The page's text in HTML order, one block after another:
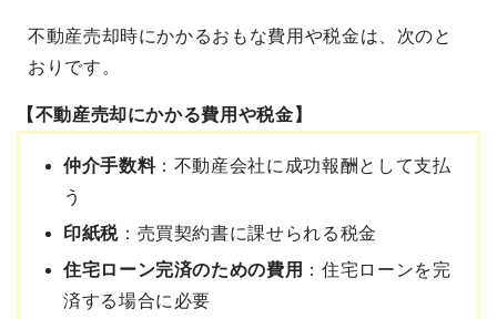
不動産売却時にかかるおもな費用や税金は、次のと
おりです。
【不動産売却にかかる費用や税金】
仲介手数料：不動産会社に成功報酬として支払
う
印紙税：売買契約書に課せられる税金
住宅ローン完済のための費用 ：住宅ローンを完
済する場合に必要